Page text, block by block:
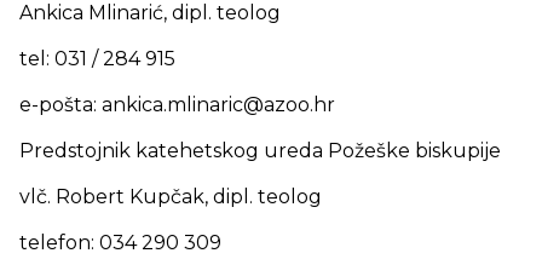
Ankica Mlinarić, dipl. teolog
tel: 031 / 284 915
e-pošta: ankica.mlinaric@azoo.hr
Predstojnik katehetskog ureda Požeške biskupije
vlč. Robert Kupčak, dipl. teolog
telefon: 034 290 309